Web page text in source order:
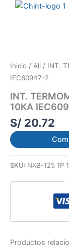
Inicio / All / INT.
IEC60947-2
INT.
10KA
S/ 20.72
SKU: NXB-125 1P
Productos